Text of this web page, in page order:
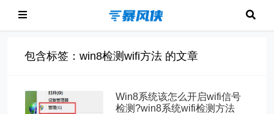
包含标签：win8检测wifi方法 的文章
Win8系统该怎么开启wifi信号
检测?win8系统wifi检测方法